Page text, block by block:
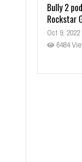
Bully 2
Rockstar
Oct 9, 2022
6484
Rumor: